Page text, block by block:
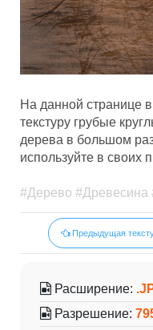
На данной странице
текстуру грубые
дерева в большом
используйте в своих
#Дерево #Древесина
Предыдущая
Расширение:
Разрешение: